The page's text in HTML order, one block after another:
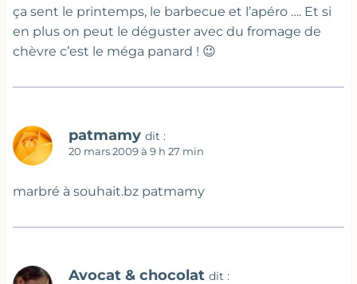
ça sent le printemps, le barbecue et l’apéro …. Et si
en plus on peut le déguster avec du fromage de
chèvre c’est le méga panard ! 😉
patmamy dit :
20 mars 2009 à 9 h 27 min
marbré à souhait.bz patmamy
Avocat & chocolat dit :